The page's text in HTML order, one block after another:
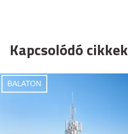
Kapcsolódó cikkek
BALATON